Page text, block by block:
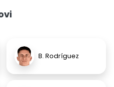
B. Rodríguez